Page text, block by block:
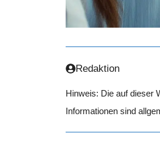
Redaktion
Hinweis: Die auf dieser
Informationen sind